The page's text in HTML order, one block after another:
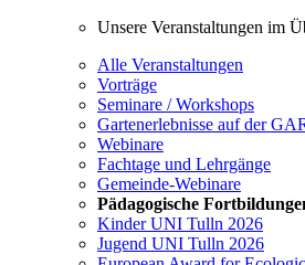
Unsere Veranstaltungen im
Alle Veranstaltungen
Vorträge
Seminare / Workshops
Gartenerlebnisse auf der
Webinare
Fachtage und Lehrgänge
Gemeinde-Webinare
Pädagogische
Kinder UNI Tulln 2026
Jugend UNI Tulln 2026